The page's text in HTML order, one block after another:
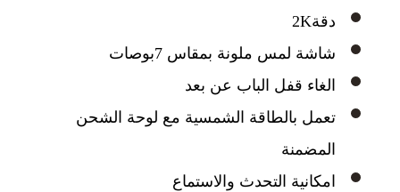
دقة2K
شاشة لمس ملونة بمقاس 7بوصات
الغاء قفل الباب عن بعد
تعمل بالطاقة الشمسية مع لوحة الشحن
المضمنة
امكانية التحدث والاستماع